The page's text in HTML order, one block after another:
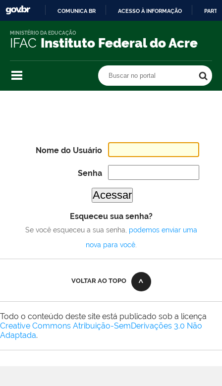
O
COMUNICA BR ACESSO À INFORMAÇÃO
IFAC Instituto Federal do Acre
MINISTÉRIO DA EDUCAÇÃO
Buscar no portal
Nome do Usuário
Senha
Esqueceu sua senha?
Se você esqueceu a sua senha, podemos enviar uma
nova para você.
VOLTAR AO TOPO
Todo o conteúdo deste site está publicado sob a licença
Creative Commons Atribuição-SemDerivações 3.0 Não
Adaptada.